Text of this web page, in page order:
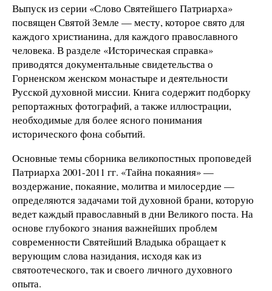
Выпуск из серии «Слово Святейшего Патриарха»
посвящен Святой Земле — месту, которое свято для
каждого христианина, для каждого православного
человека. В разделе «Историческая справка»
приводятся документальные свидетельства о
Горненском женском монастыре и деятельности
Русской духовной миссии. Книга содержит подборку
репортажных фотографий, а также иллюстрации,
необходимые для более ясного понимания
исторического фона событий.
Основные темы сборника великопостных проповедей
Патриарха 2001-2011 гг. «Тайна покаяния» —
воздержание, покаяние, молитва и милосердие —
определяются задачами той духовной брани, которую
ведет каждый православный в дни Великого поста. На
основе глубокого знания важнейших проблем
современности Святейший Владыка обращает к
верующим слова назидания, исходя как из
святоотеческого, так и своего личного духовного
опыта.